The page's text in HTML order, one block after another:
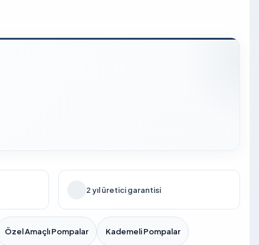
2 yıl üretici garantisi
Özel Amaçlı Pompalar Kademeli Pompalar